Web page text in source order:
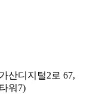
산디지털2로 67,
워7)